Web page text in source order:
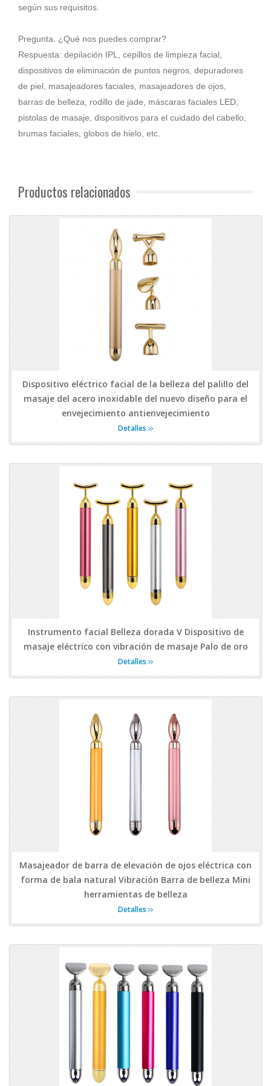
según sus requisitos.
Pregunta. ¿Qué nos puedes comprar?
Respuesta: depilación IPL, cepillos de limpieza facial,
dispositivos de eliminación de puntos negros, depuradores
de piel, masajeadores faciales, masajeadores de ojos,
barras de belleza, rodillo de jade, máscaras faciales LED,
pistolas de masaje, dispositivos para el cuidado del cabello,
brumas faciales, globos de hielo, etc.
Productos relacionados
Dispositivo eléctrico facial de la belleza del palillo del
masaje del acero inoxidable del nuevo diseño para el
envejecimiento antienvejecimiento
Detalles
Instrumento facial Belleza dorada V Dispositivo de
masaje eléctrico con vibración de masaje Palo de oro
Detalles
Masajeador de barra de elevación de ojos eléctrica con
forma de bala natural Vibración Barra de belleza Mini
herramientas de belleza
Detalles